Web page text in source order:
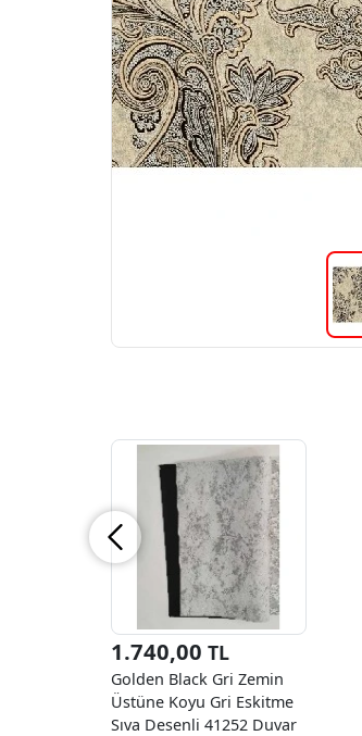
1.740,00 TL
Golden Black Gri Zemin
Üstüne Koyu Gri Eskitme
Sıva Desenli 41252 Duvar